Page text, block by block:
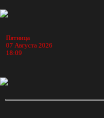
Пятница
07 Августа 2026
18:09